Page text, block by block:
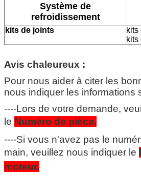
Système de
refroidissement
kits de joints
kits
kits
Avis chaleureux :
Pour nous aider à citer les
nous indiquer les informations
----Lors de votre demande,
le Numéro de pièce.
----Si vous n'avez pas le
main, veuillez nous indiquer le
moteur.